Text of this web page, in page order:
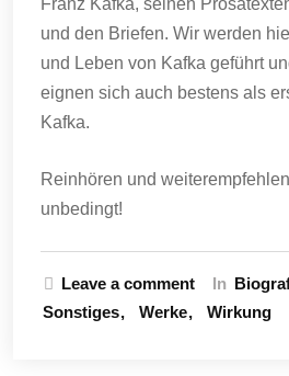
Franz Kafka, seinen
und den Briefen. Wir werden
und Leben von Kafka geführt
eignen sich auch bestens als
Kafka.
Reinhören und
unbedingt!
Leave a comment In
Sonstiges
Werke Wirkung